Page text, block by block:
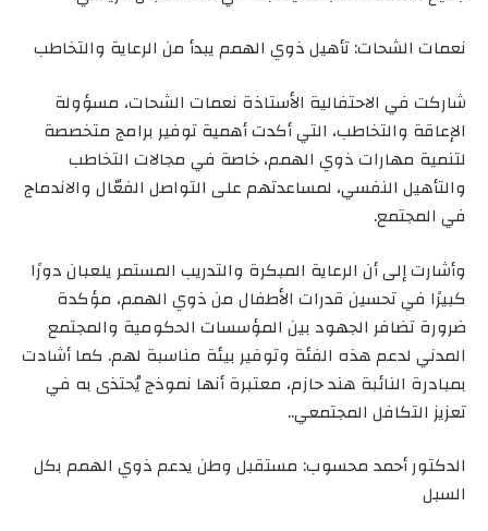
نعمات الشحات: تأهيل ذوي الهمم يبدأ من الرعاية والتخاطب
شاركت في الاحتفالية الأستاذة نعمات الشحات، مسؤولة
الإعاقة والتخاطب، التي أكدت أهمية توفير برامج متخصصة
لتنمية مهارات ذوي الهمم، خاصة في مجالات التخاطب
والتأهيل النفسي، لمساعدتهم على التواصل الفعّال والاندماج
في المجتمع.
وأشارت إلى أن الرعاية المبكرة والتدريب المستمر يلعبان دورًا
كبيرًا في تحسين قدرات الأطفال من ذوي الهمم، مؤكدة
ضرورة تضافر الجهود بين المؤسسات الحكومية والمجتمع
المدني لدعم هذه الفئة وتوفير بيئة مناسبة لهم. كما أشادت
بمبادرة النائبة هند حازم، معتبرة أنها نموذج يُحتذى به في
تعزيز التكافل المجتمعي..
الدكتور أحمد محسوب: مستقبل وطن يدعم ذوي الهمم بكل
السبل